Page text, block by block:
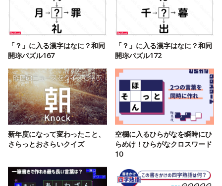
「？」に入る漢字はなに？和同
開珎パズル167
「？」に入る漢字はなに？和同
開珎パズル172
新年度になって変わったこと、
さらっとおさらいクイズ
空欄に入るひらがなを瞬時にひ
らめけ！ひらがなクロスワード
10